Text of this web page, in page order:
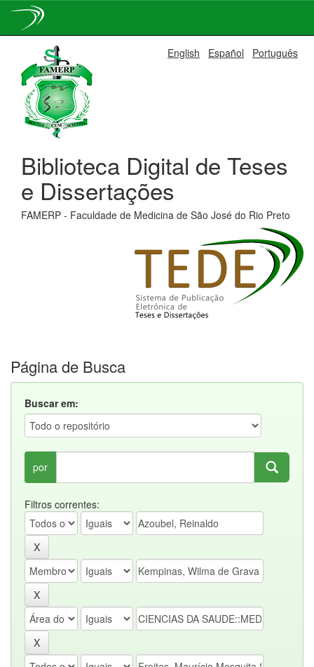
navigation
English Español Português
Biblioteca Digital de Teses
e Dissertações
FAMERP - Faculdade de Medicina de São José do Rio Preto
Página de Busca
Buscar em:
por
Filtros correntes: